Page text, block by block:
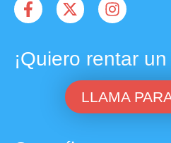
¡Quiero rentar
LLAMA